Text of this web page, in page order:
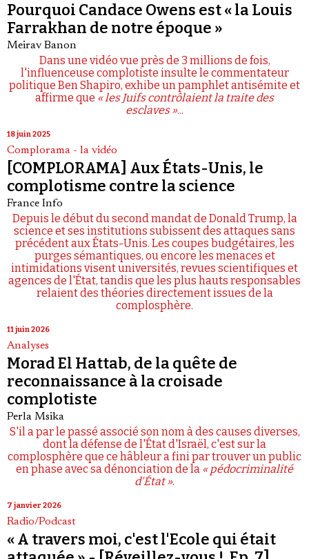
Pourquoi Candace Owens est « la Louis
Farrakhan de notre époque »
Meirav Banon
Dans une vidéo vue près de 3 millions de fois,
l'influenceuse complotiste insulte le commentateur
politique Ben Shapiro, exhibe un pamphlet antisémite et
affirme que « les Juifs contrôlaient la traite des
esclaves »...
18 juin 2025
Complorama - la vidéo
[COMPLORAMA] Aux États-Unis, le
complotisme contre la science
France Info
Depuis le début du second mandat de Donald Trump, la
science et ses institutions subissent des attaques sans
précédent aux États-Unis. Les coupes budgétaires, les
purges sémantiques, ou encore les menaces et
intimidations visent universités, revues scientifiques et
agences de l'État, tandis que les plus hauts responsables
relaient des théories directement issues de la
complosphère.
11 juin 2026
Analyses
Morad El Hattab, de la quête de
reconnaissance à la croisade
complotiste
Perla Msika
S'il a par le passé associé son nom à des causes diverses,
dont la défense de l'État d'Israël, c'est sur la
complosphère que ce hâbleur a fini par trouver un public
en phase avec sa dénonciation de la « pédocriminalité
d'État ».
7 janvier 2026
Radio/Podcast
« A travers moi, c'est l'Ecole qui était